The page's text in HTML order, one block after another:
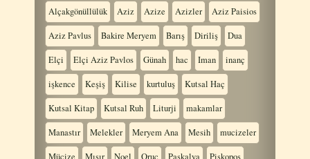
Alçakgönüllülük Aziz Azize Azizler Aziz Paisios
Aziz Pavlus Bakire Meryem Barış Diriliş Dua
Elçi Elçi Aziz Pavlos Günah hac Iman inanç
işkence Keşiş Kilise kurtuluş Kutsal Haç
Kutsal Kitap Kutsal Ruh Liturji makamlar
Manastır Melekler Meryem Ana Mesih mucizeler
Mücize Mısır Noel Oruç Paskalya Piskopos